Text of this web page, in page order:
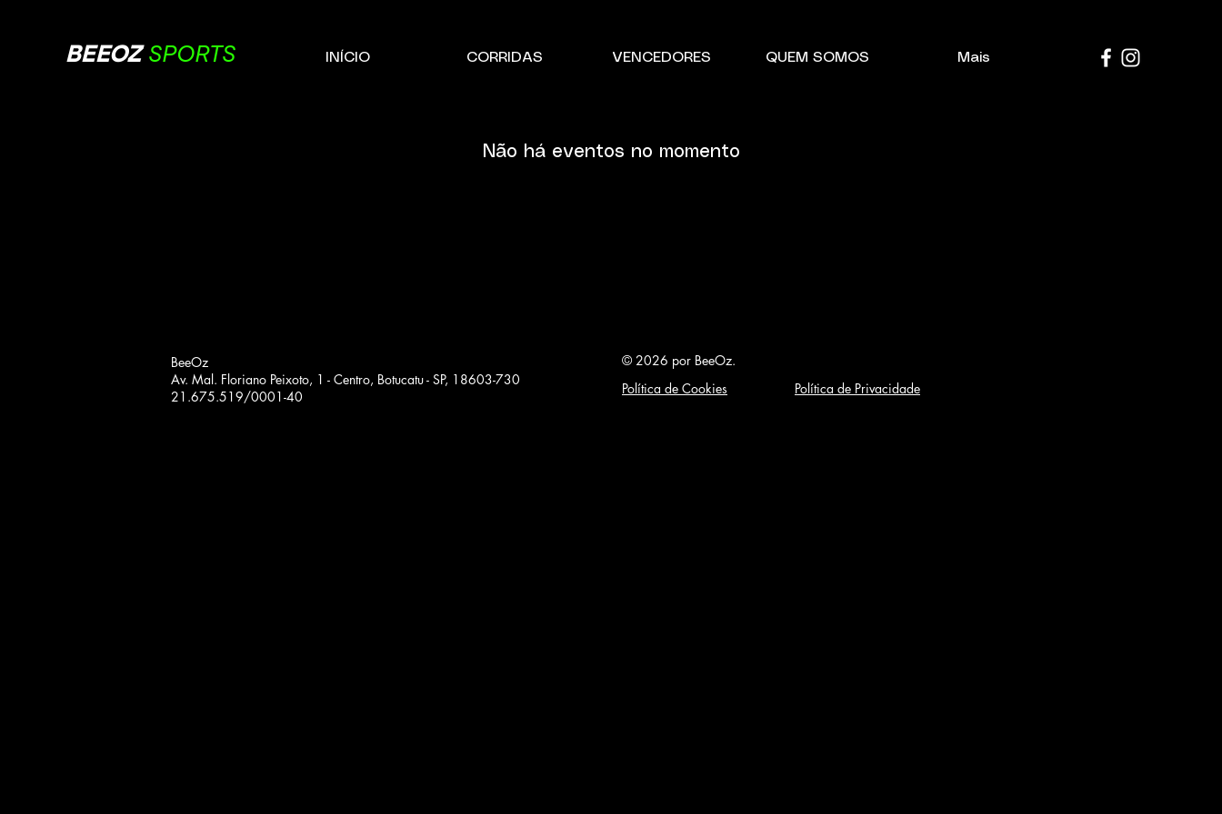
BEEOZ SPORTS INÍCIO CORRIDAS VENCEDORES QUEM SOMOS Mais
Não há eventos no momento
BeeOz
Av. Mal. Floriano Peixoto, 1 - Centro, Botucatu - SP, 18603-730
21.675.519/0001-40
© 2026 por BeeOz.
Política de Cookies
Política de Privacidade